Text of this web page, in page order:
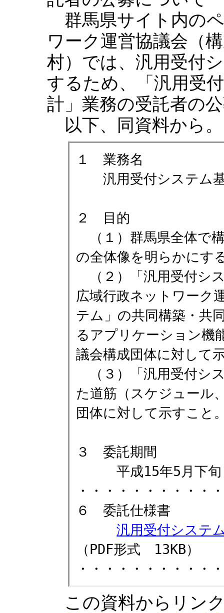
群馬県サイト内の
ワーク運営協議会（
村）では、汎用受付
するため、「汎用受
計」業務の受託者の
以下、同資料から。
１ 業務名
汎用受付システム基
２ 目的
（１）群馬県全体で
の全体像を明らかにす
（２）「汎用受付シ
広域行政ネットワーク
テム」の共同構築・共
るアプリケーション機
議会構成団体に対して
（３）「汎用受付シ
た道筋（スケジュール
団体に対して示すこと
３ 委託期間
平成15年5月下旬（
・・・・・・・・・・
６ 委託仕様書
汎用受付システ
（PDF形式 13KB）
・・・・・・・・・・
この資料からリン